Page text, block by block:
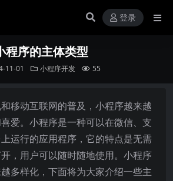
登录
程序的主体类型
11-01 小程序开发 55
移动互联网的普及，小程序越来越
爱。小程序是一种可以在微信、支
运行的应用程序，它的特点是无需
，用户可以随时随地使用。小程序
多样化，下面将为大家介绍一些主